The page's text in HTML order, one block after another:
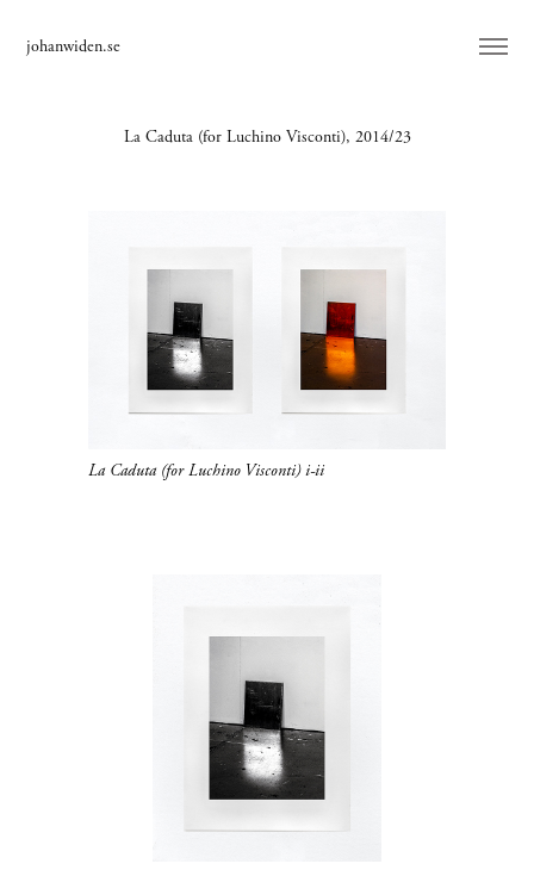
johanwiden.se
La Caduta (for Luchino Visconti), 2014/23
La Caduta (for Luchino Visconti) i-ii